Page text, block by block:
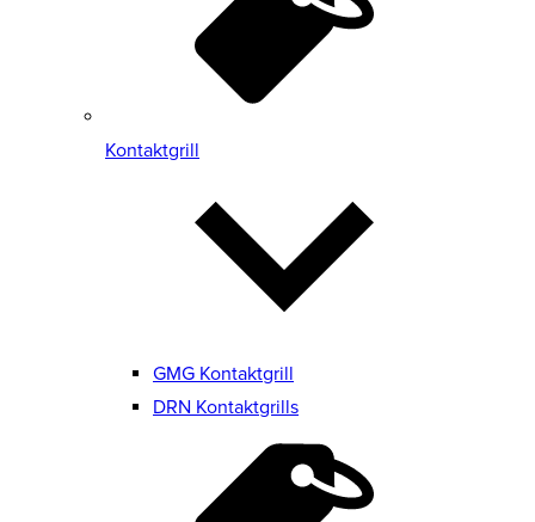
Kontaktgrill
GMG Kontaktgrill
DRN Kontaktgrills